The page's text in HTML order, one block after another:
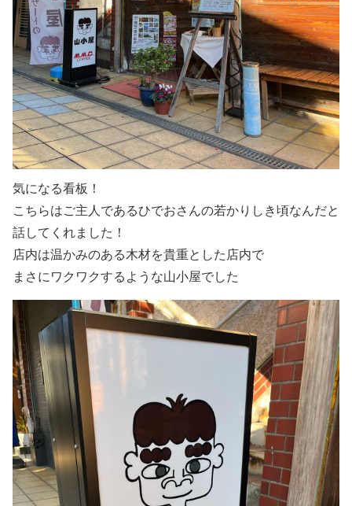
気になる看板！
こちらはご主人であるひでおさんの若かりしき頃なんだと
話してくれました！
店内は温かみのある木材を貴重とした店内で
まさにワクワクするような山小屋でした